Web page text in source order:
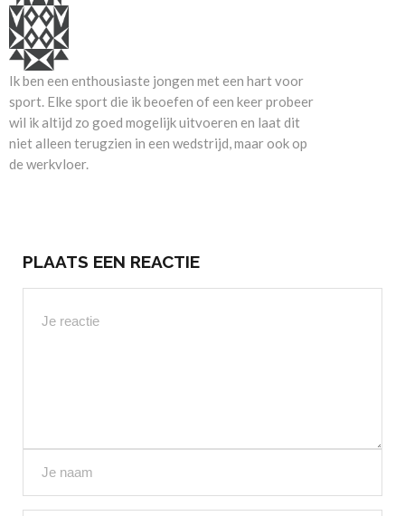
Ik ben een enthousiaste jongen met een hart voor
sport. Elke sport die ik beoefen of een keer probeer
wil ik altijd zo goed mogelijk uitvoeren en laat dit
niet alleen terugzien in een wedstrijd, maar ook op
de werkvloer.
PLAATS EEN REACTIE